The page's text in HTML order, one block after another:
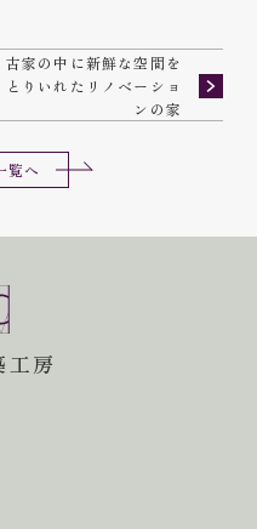
古家の中に新鮮な空間を
とりいれたリノベーショ
ンの家
覧へ
工房